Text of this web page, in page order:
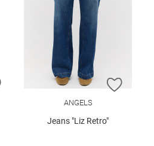
ZUR WUNSCHLISTE HINZUFÜGEN
ZUR
ANGELS
Jeans "Liz Retro"